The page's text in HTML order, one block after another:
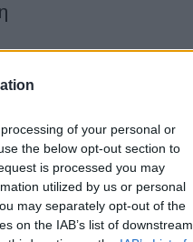
of your personal or
the below opt-out section to
is processed you may
utilized by us or personal
may separately opt-out of the
on the IAB’s list of downstream